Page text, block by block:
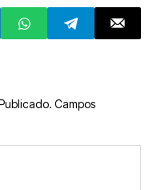
Campos